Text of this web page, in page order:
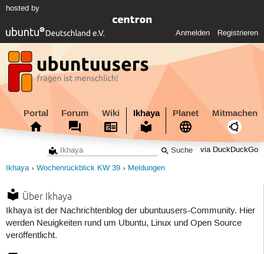
hosted by
Anmelden Registrieren
Portal Forum Wiki Ikhaya Planet Mitmachen
via DuckDuckGo
Ikhaya Wochenrückblick KW 39 Meldungen
Über Ikhaya
Ikhaya ist der Nachrichtenblog der ubuntuusers-Community. Hier
werden Neuigkeiten rund um Ubuntu, Linux und Open Source
veröffentlicht.